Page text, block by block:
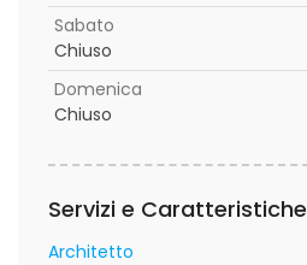
Sabato
Chiuso
Domenica
Chiuso
Servizi e Caratteristiche
Architetto